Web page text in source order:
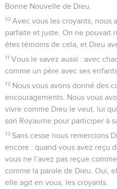
Bonne Nouvelle de Dieu.
10 Avec vous les croyants, nous
parfaite et juste. On ne pouvait
êtes témoins de cela, et Dieu
11 Vous le savez aussi : avec
comme un père avec ses
12 Nous vous avons donné des
encouragements. Nous vous
vivre comme Dieu le veut, lui
son Royaume pour participer à
13 Sans cesse nous remercions
encore : quand vous avez reçu
vous ne l’avez pas reçue
comme la parole de Dieu. Oui,
elle agit en vous, les croyants.